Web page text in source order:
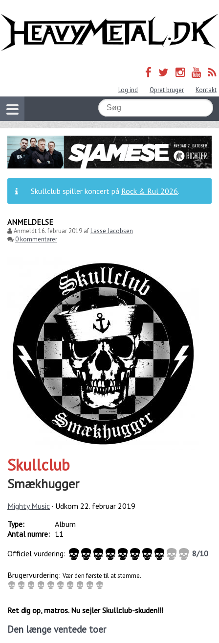
Log ind Opret bruger Kontakt
Skullclub spiller koncert på Rock & Rul 2026.
ANMELDELSE
Anmeldt16. februar 2019 afLasse Jacobsen
0 kommentarer
Skullclub
Smækhugger
Mighty Music · Udkom 22. februar 2019
Type:
Album
Antal numre: 11
Officiel vurdering:
8/10
Brugervurdering: Vær den første til at stemme.
Ret dig op, matros. Nu sejler Skullclub-skuden!!!
Den længe ventede toer